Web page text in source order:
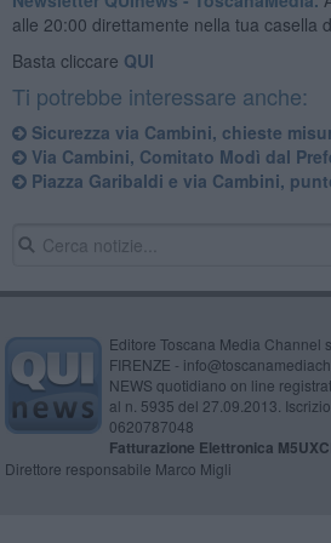
alle 20:00 direttamente nella tua casella
Basta cliccare QUI
Ti potrebbe interessare anche:
Sicurezza via Cambini, chieste
Via Cambini, Comitato Modì dal
Piazza Garibaldi e via Cambini,
Editore Toscana Media Channel
FIRENZE -
NEWS quotidiano on line
al n. 5935 del 27.09.2013.
0620787048
Fatturazione Elettronica
Direttore responsabile Marco Migli